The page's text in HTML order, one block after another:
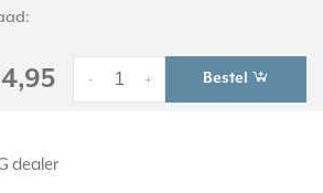
+
- Bestel
dealer